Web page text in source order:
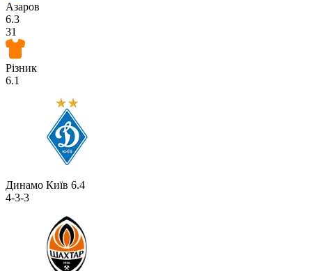
Азаров
6.3
31
Різник
6.1
Динамо Київ 6.4
4-3-3